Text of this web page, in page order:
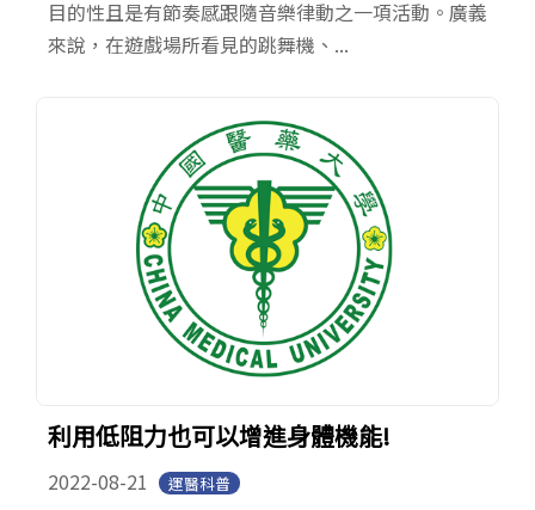
目的性且是有節奏感跟隨音樂律動之一項活動。廣義
來說，在遊戲場所看見的跳舞機、...
利用低阻力也可以增進身體機能!
2022-08-21 運醫科普